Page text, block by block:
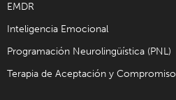
EMDR
Inteligencia Emocional
Programación Neurolingüística (PNL)
Terapia de Aceptación y Compromiso